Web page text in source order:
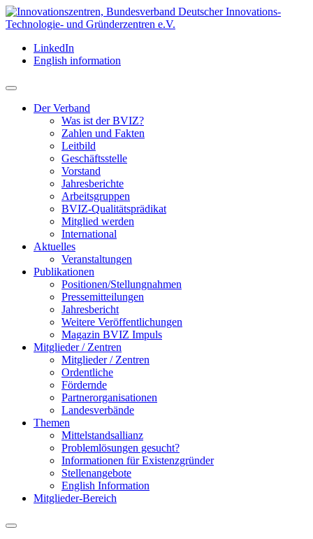
LinkedIn
English information
Der Verband
Was ist der BVIZ?
Zahlen und Fakten
Leitbild
Geschäftsstelle
Vorstand
Jahresberichte
Arbeitsgruppen
BVIZ-Qualitätsprädikat
Mitglied werden
International
Aktuelles
Veranstaltungen
Publikationen
Positionen/Stellungnahmen
Pressemitteilungen
Jahresbericht
Weitere Veröffentlichungen
Magazin BVIZ Impuls
Mitglieder / Zentren
Mitglieder / Zentren
Ordentliche
Fördernde
Partnerorganisationen
Landesverbände
Themen
Mittelstandsallianz
Problemlösungen gesucht?
Informationen für Existenzgründer
Stellenangebote
English Information
Mitglieder-Bereich